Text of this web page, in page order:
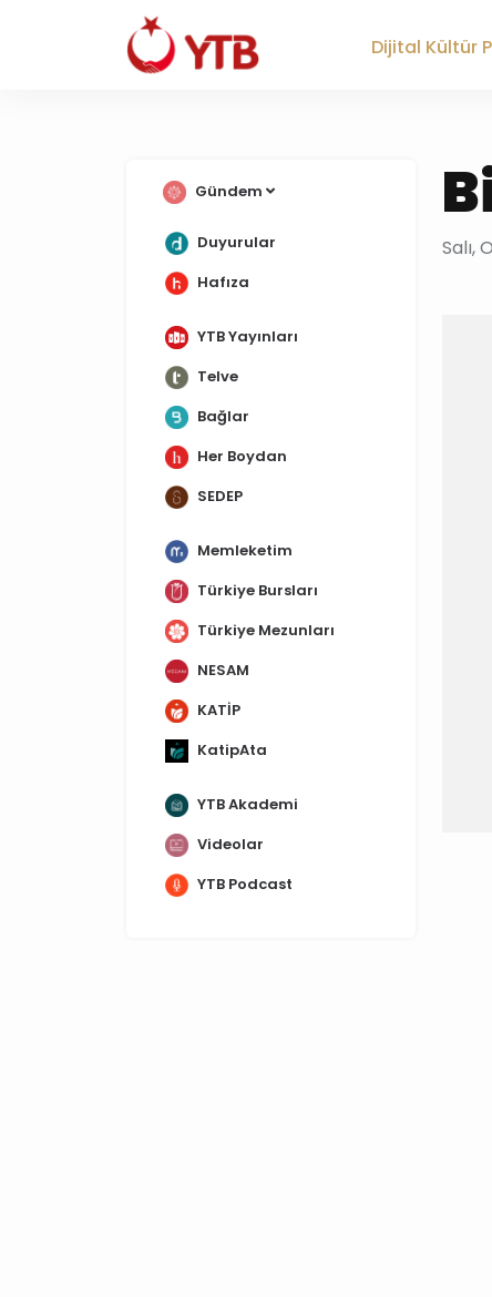
Dijital Kültür
Gündem
Duyurular
Hafıza
YTB Yayınları
Telve
Bağlar
Her Boydan
SEDEP
Memleketim
Türkiye Bursları
Türkiye Mezunları
NESAM
KATİP
KatipAta
YTB Akademi
Videolar
YTB Podcast
Salı,